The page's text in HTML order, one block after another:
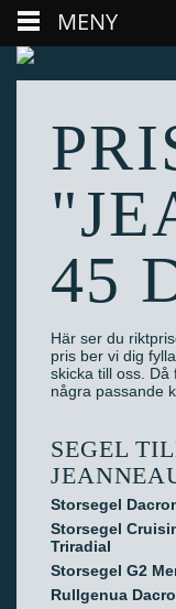
45
Här ser du
pris ber vi dig
skicka till oss.
några passande
SEGEL
Storsegel
Storsegel
Triradial
Storsegel G2
Rullgenua
MENY